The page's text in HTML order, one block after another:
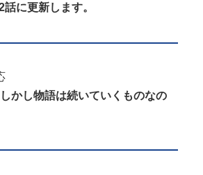
に更新します。
かし物語は続いていくものなの